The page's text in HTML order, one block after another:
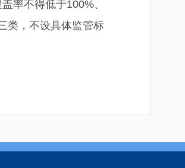
率不得低于100%、
类，不设具体监管标